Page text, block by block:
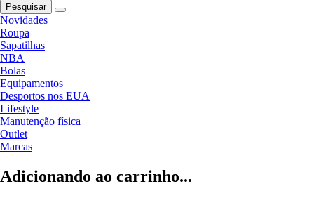
Pesquisar
Novidades
Roupa
Sapatilhas
NBA
Bolas
Equipamentos
Desportos nos EUA
Lifestyle
Manutenção física
Outlet
Marcas
Adicionando ao carrinho...